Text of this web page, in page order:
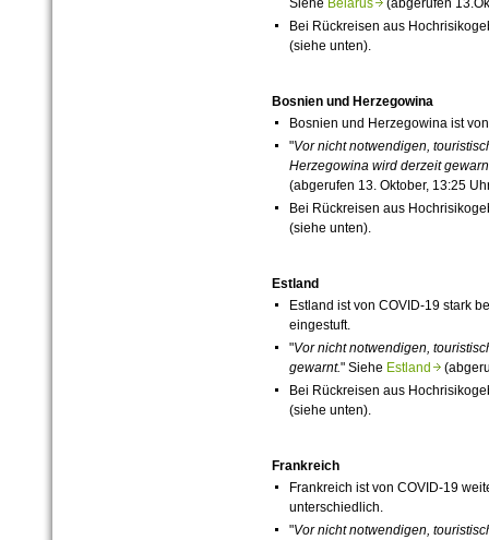
Siehe Belarus(abgerufen
Bei Rückreisen aus
(siehe unten).
Bosnien und Herzegowina
Bosnien und Herzegowina ist
"Vor nicht notwendigen,
Herzegowina wird derzeit
(abgerufen 13. Oktober, 13:25
Bei Rückreisen aus
(siehe unten).
Estland
Estland ist von COVID-19stark
eingestuft.
"Vor nicht notwendigen,
gewarnt." Siehe Estland
Bei Rückreisen aus
(siehe unten).
Frankreich
Frankreich ist von COVID-19
unterschiedlich.
"Vor nicht notwendigen,